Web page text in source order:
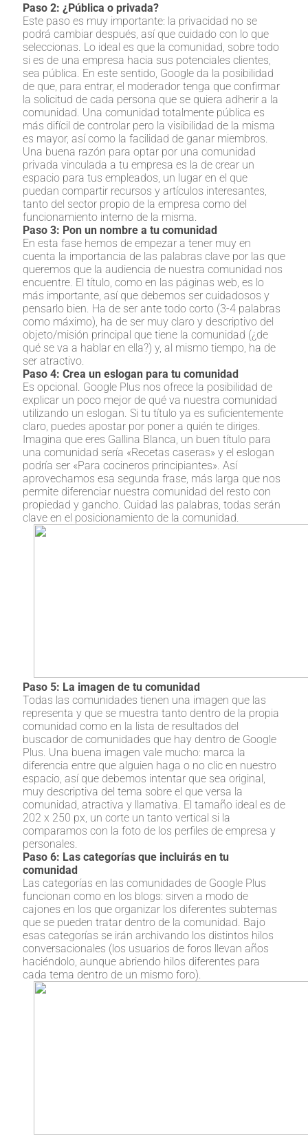
Paso 2: ¿Pública o privada?
Este paso es muy importante: la privacidad no se
podrá cambiar después, así que cuidado con lo que
seleccionas. Lo ideal es que la comunidad, sobre todo
si es de una empresa hacia sus potenciales clientes,
sea pública. En este sentido, Google da la posibilidad
de que, para entrar, el moderador tenga que confirmar
la solicitud de cada persona que se quiera adherir a la
comunidad. Una comunidad totalmente pública es
más difícil de controlar pero la visibilidad de la misma
es mayor, así como la facilidad de ganar miembros.
Una buena razón para optar por una comunidad
privada vinculada a tu empresa es la de crear un
espacio para tus empleados, un lugar en el que
puedan compartir recursos y artículos interesantes,
tanto del sector propio de la empresa como del
funcionamiento interno de la misma.
Paso 3: Pon un nombre a tu comunidad
En esta fase hemos de empezar a tener muy en
cuenta la importancia de las palabras clave por las que
queremos que la audiencia de nuestra comunidad nos
encuentre. El título, como en las páginas web, es lo
más importante, así que debemos ser cuidadosos y
pensarlo bien. Ha de ser ante todo corto (3-4 palabras
como máximo), ha de ser muy claro y descriptivo del
objeto/misión principal que tiene la comunidad (¿de
qué se va a hablar en ella?) y, al mismo tiempo, ha de
ser atractivo.
Paso 4: Crea un eslogan para tu comunidad
Es opcional. Google Plus nos ofrece la posibilidad de
explicar un poco mejor de qué va nuestra comunidad
utilizando un eslogan. Si tu título ya es suficientemente
claro, puedes apostar por poner a quién te diriges.
Imagina que eres Gallina Blanca, un buen título para
una comunidad sería «Recetas caseras» y el eslogan
podría ser «Para cocineros principiantes». Así
aprovechamos esa segunda frase, más larga que nos
permite diferenciar nuestra comunidad del resto con
propiedad y gancho. Cuidad las palabras, todas serán
clave en el posicionamiento de la comunidad.
Paso 5: La imagen de tu comunidad
Todas las comunidades tienen una imagen que las
representa y que se muestra tanto dentro de la propia
comunidad como en la lista de resultados del
buscador de comunidades que hay dentro de Google
Plus. Una buena imagen vale mucho: marca la
diferencia entre que alguien haga o no clic en nuestro
espacio, así que debemos intentar que sea original,
muy descriptiva del tema sobre el que versa la
comunidad, atractiva y llamativa. El tamaño ideal es de
202 x 250 px, un corte un tanto vertical si la
comparamos con la foto de los perfiles de empresa y
personales.
Paso 6: Las categorías que incluirás en tu
comunidad
Las categorías en las comunidades de Google Plus
funcionan como en los blogs: sirven a modo de
cajones en los que organizar los diferentes subtemas
que se pueden tratar dentro de la comunidad. Bajo
esas categorías se irán archivando los distintos hilos
conversacionales (los usuarios de foros llevan años
haciéndolo, aunque abriendo hilos diferentes para
cada tema dentro de un mismo foro).